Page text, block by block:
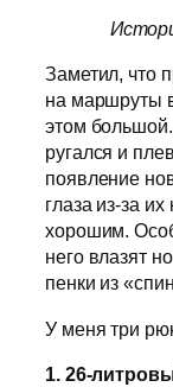
Заметил, что
на маршруты
этом
ругался и
появление
глаза из-за
хорошим.
него влазят
пенки из
У меня три
1. 26-